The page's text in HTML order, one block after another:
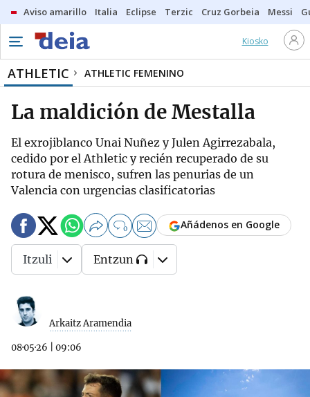
Aviso amarillo Italia Eclipse Terzic Cruz Gorbeia Messi
Kiosko
ATHLETIC ATHLETIC FEMENINO
La maldición de Mestalla
El exrojiblanco Unai Nuñez y Julen Agirrezabala,
cedido por el Athletic y recién recuperado de su
rotura de menisco, sufren las penurias de un
Valencia con urgencias clasificatorias
Arkaitz Aramendia
08·05·26 09:06
0 Añádenos en Google
Itzuli Entzun